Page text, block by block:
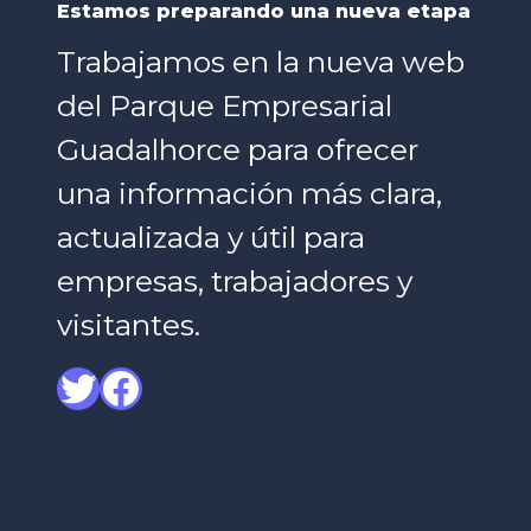
Estamos preparando una nueva etapa
Trabajamos en la nueva web
del Parque Empresarial
Guadalhorce para ofrecer
una información más clara,
actualizada y útil para
empresas, trabajadores y
visitantes.
Twitter
Facebook